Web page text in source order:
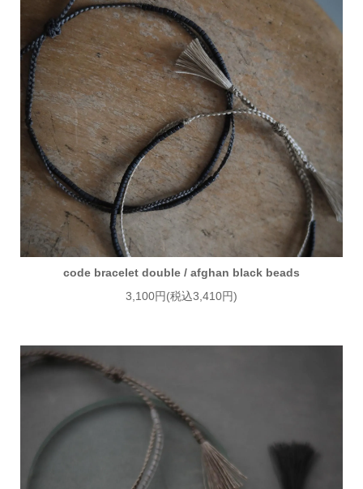
code bracelet double / afghan black beads
3,100円(税込3,410円)